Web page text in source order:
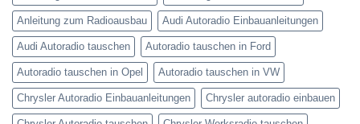
Anleitung zum Radioausbau Audi Autoradio Einbauanleitungen
Audi Autoradio tauschen Autoradio tauschen in Ford
Autoradio tauschen in Opel Autoradio tauschen in VW
Chrysler Autoradio Einbauanleitungen Chrysler autoradio einbauen